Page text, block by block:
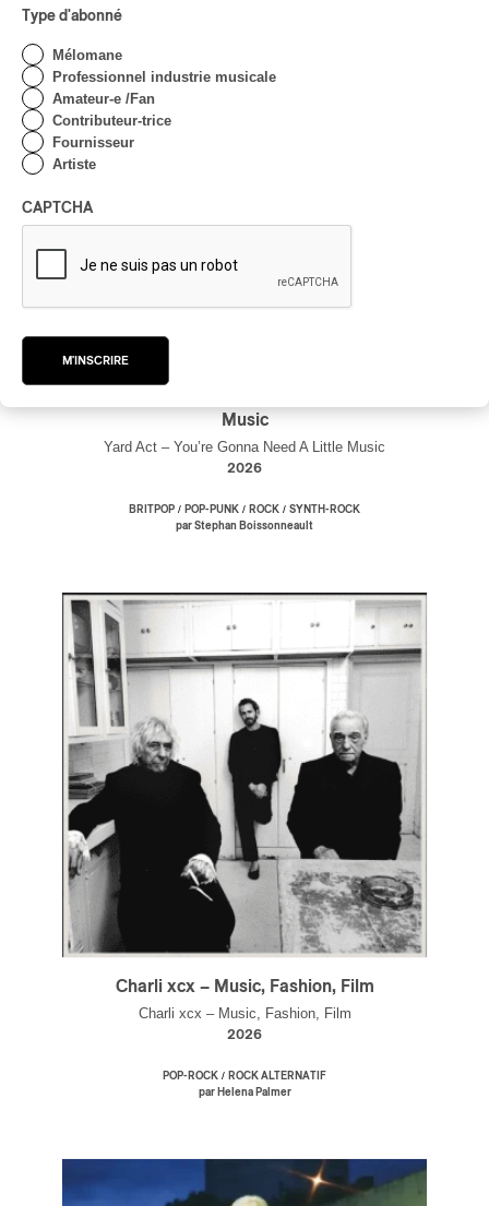
Music
Yard Act – You’re Gonna Need A Little Music
2026
BRITPOP / POP-PUNK / ROCK / SYNTH-ROCK
par Stephan Boissonneault
Charli xcx – Music, Fashion, Film
Charli xcx – Music, Fashion, Film
2026
POP-ROCK / ROCK ALTERNATIF
par Helena Palmer
Type d'abonné
Mélomane
Professionnel industrie musicale
Amateur-e /Fan
Contributeur-trice
Fournisseur
Artiste
CAPTCHA
M'INSCRIRE